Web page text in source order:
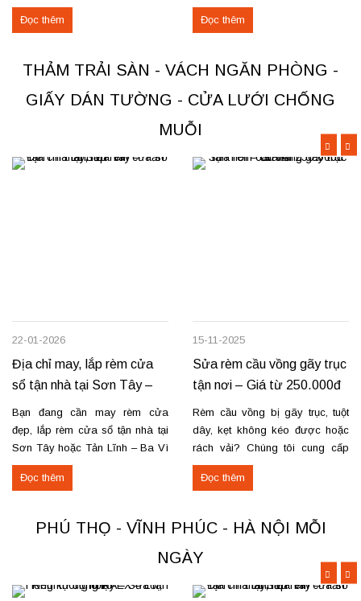
với giá hợp lý? Chúng tôi
chuyên may rèm theo yêu cầu,
tiến độ. Thực tế, chúng tôi vừa
hoàn thiện thi công rèm...
Đọc thêm
nhận thi công, sửa chữa, bóc
dỡ và thu mua thảm cũ trên toàn
loại thảm đang cung cấp Thảm
nỉ phù hợp cho không...
Đọc thêm
THẢM TRẢI SÀN - VÁCH NGĂN PHÒNG -
GIẤY DÁN TƯỜNG - CỬA LƯỚI CHỐNG
MUỖI
22-01-2026
Địa chỉ may, lắp rèm cửa
sổ tận nhà tại Sơn Tây –
Tản Lĩnh Ba Vì
Bạn đang cần may rèm cửa
đẹp, lắp rèm cửa sổ tận nhà tại
Sơn Tây hoặc Tản Lĩnh – Ba Vì
với giá hợp lý? Chúng tôi
chuyên may rèm theo yêu cầu,
tiến độ. Thực tế, chúng tôi vừa
hoàn thiện thi công rèm...
Đọc thêm
15-11-2025
Sửa rèm cầu vồng gãy trục
tận nơi – Giá từ 250.000đ
có VAT
Rèm cầu vồng bị gãy trục, tuột
dây, kẹt không kéo được hoặc
rách vải? Chúng tôi cung cấp
dịch vụ sửa rèm cầu vồng tận
nơi, đảm bảo rèm hoạt động trơn
cấu kéo để rèm mở – đóng êm
Thay dây...
Đọc thêm
PHÚ THỌ - VĨNH PHÚC - HÀ NỘI MỖI
NGÀY